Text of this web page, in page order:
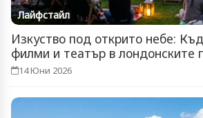
Лайфстайл
Изкуство под открито небе:
филми и театър в лондонските
14 Юни 2026